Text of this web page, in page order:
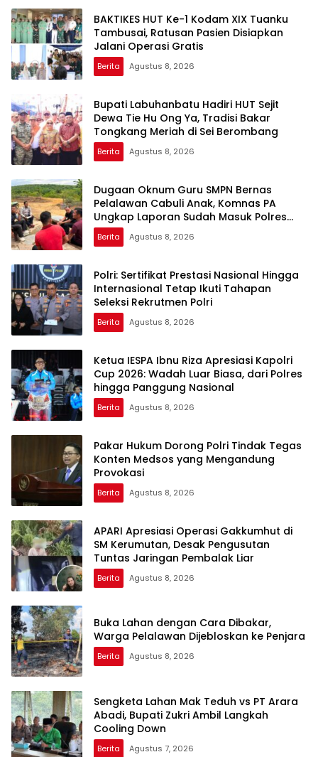
BAKTIKES HUT Ke-1 Kodam XIX Tuanku
Tambusai, Ratusan Pasien Disiapkan
Jalani Operasi Gratis
Berita Agustus 8, 2026
Bupati Labuhanbatu Hadiri HUT Sejit
Dewa Tie Hu Ong Ya, Tradisi Bakar
Tongkang Meriah di Sei Berombang
Berita Agustus 8, 2026
Dugaan Oknum Guru SMPN Bernas
Pelalawan Cabuli Anak, Komnas PA
Ungkap Laporan Sudah Masuk Polres
Sejak Juli
Berita Agustus 8, 2026
Polri: Sertifikat Prestasi Nasional Hingga
Internasional Tetap Ikuti Tahapan
Seleksi Rekrutmen Polri
Berita Agustus 8, 2026
Ketua IESPA Ibnu Riza Apresiasi Kapolri
Cup 2026: Wadah Luar Biasa, dari Polres
hingga Panggung Nasional
Berita Agustus 8, 2026
Pakar Hukum Dorong Polri Tindak Tegas
Konten Medsos yang Mengandung
Provokasi
Berita Agustus 8, 2026
APARI Apresiasi Operasi Gakkumhut di
SM Kerumutan, Desak Pengusutan
Tuntas Jaringan Pembalak Liar
Berita Agustus 8, 2026
Buka Lahan dengan Cara Dibakar,
Warga Pelalawan Dijebloskan ke Penjara
Berita Agustus 8, 2026
Sengketa Lahan Mak Teduh vs PT Arara
Abadi, Bupati Zukri Ambil Langkah
Cooling Down
Berita Agustus 7, 2026